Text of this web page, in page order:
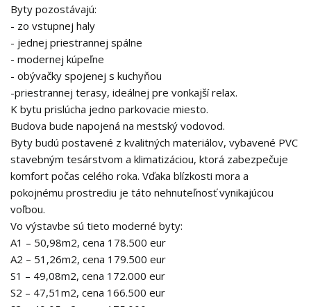
Byty pozostávajú:
- zo vstupnej haly
- jednej priestrannej spálne
- modernej kúpeľne
- obývačky spojenej s kuchyňou
-priestrannej terasy, ideálnej pre vonkajší relax.
K bytu prislúcha jedno parkovacie miesto.
Budova bude napojená na mestský vodovod.
Byty budú postavené z kvalitných materiálov, vybavené PVC
stavebným tesárstvom a klimatizáciou, ktorá zabezpečuje
komfort počas celého roka. Vďaka blízkosti mora a
pokojnému prostrediu je táto nehnuteľnosť vynikajúcou
voľbou.
Vo výstavbe sú tieto moderné byty:
A1 – 50,98m2, cena 178.500 eur
A2 – 51,26m2, cena 179.500 eur
S1 – 49,08m2, cena 172.000 eur
S2 – 47,51m2, cena 166.500 eur